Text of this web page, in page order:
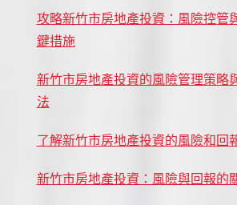
攻略新竹市房地產投資：風險控管
鍵措施
新竹市房地產投資的風險管理策略
法
了解新竹市房地產投資的風險和回
新竹市房地產投資：風險與回報的